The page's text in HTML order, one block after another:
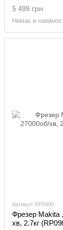
5 499 грн
Немає в
Артикул: RP0900
Фрезер Makita
хв, 2.7кг